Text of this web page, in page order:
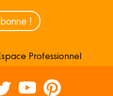
!
Professionnel